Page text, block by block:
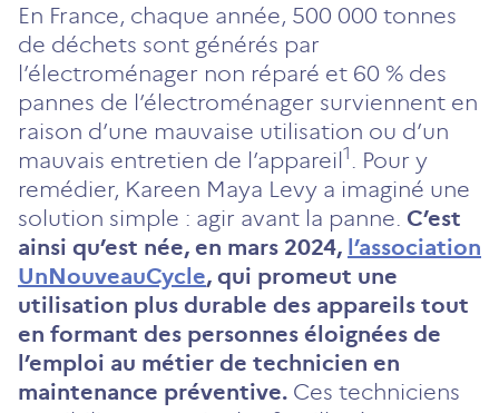
En France, chaque année, 500 000 tonnes
de déchets sont générés par
l’électroménager non réparé et 60 % des
pannes de l’électroménager surviennent en
raison d’une mauvaise utilisation ou d’un
mauvais entretien de l’appareil1
. Pour y
remédier, Kareen Maya Levy a imaginé une
solution simple : agir avant la panne. C’est
ainsi qu’est née, en mars 2024, l’association
UnNouveauCycle, qui promeut une
utilisation plus durable des appareils tout
en formant des personnes éloignées de
l’emploi au métier de technicien en
maintenance préventive. Ces techniciens